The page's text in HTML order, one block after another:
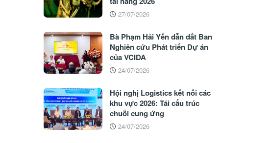
27/07/2026
Bà Phạm Hải Yến dẫn dắt Ban
Nghiên cứu Phát triển Dự án
của VCIDA
24/07/2026
Hội nghị Logistics kết nối các
khu vực 2026: Tái cấu trúc
chuỗi cung ứng
24/07/2026